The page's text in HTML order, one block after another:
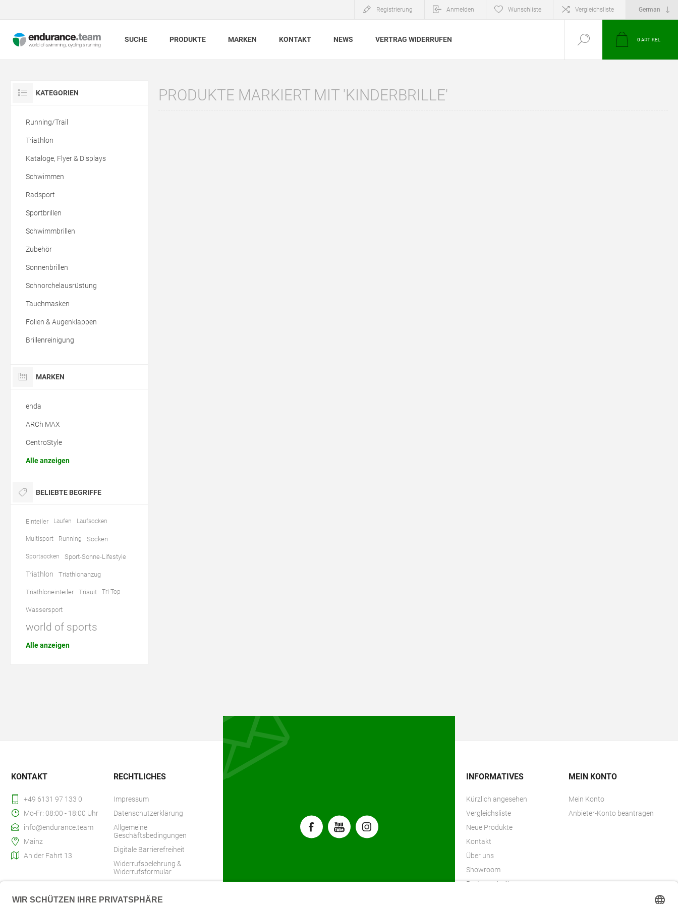
Registrierung Anmelden Wunschliste Vergleichsliste
SUCHE PRODUKTE MARKEN KONTAKT NEWS VERTRAG WIDERRUFEN 0 ARTIKEL
PRODUKTE MARKIERT MIT 'KINDERBRILLE'
KATEGORIEN
Running/Trail
Triathlon
Kataloge, Flyer & Displays
Schwimmen
Radsport
Sportbrillen
Schwimmbrillen
Zubehör
Sonnenbrillen
Schnorchelausrüstung
Tauchmasken
Folien & Augenklappen
Brillenreinigung
MARKEN
enda
ARCh MAX
CentroStyle
Alle anzeigen
BELIEBTE BEGRIFFE
Einteiler Laufen Laufsocken
Multisport Running Socken
Sportsocken Sport-Sonne-Lifestyle
Triathlon Triathlonanzug
Triathloneinteiler Trisuit Tri-Top
Wassersport
world of sports
Alle anzeigen
KONTAKT
+49 6131 97 133 0
Mo-Fr: 08:00 - 18:00 Uhr
info@endurance.team
Mainz
An der Fahrt 13
RECHTLICHES
Impressum
Datenschutzerklärung
Allgemeine
Geschäftsbedingungen
Digitale Barrierefreiheit
Widerrufsbelehrung &
Widerrufsformular
INFORMATIVES
Kürzlich angesehen
Vergleichsliste
Neue Produkte
Kontakt
Über uns
Showroom
Partnerschaften
MEIN KONTO
Mein Konto
Anbieter-Konto beantragen